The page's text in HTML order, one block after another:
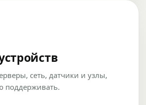
сеть, датчики и узлы,
поддерживать.